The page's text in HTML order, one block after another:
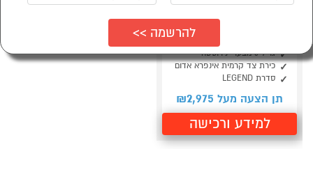
גריל 3 מבערי נירוסטה
כירת צד קרמית אינפרא אדום
סדרת LEGEND
תן הצעה מעל ₪ 2,975
למידע ורכישה